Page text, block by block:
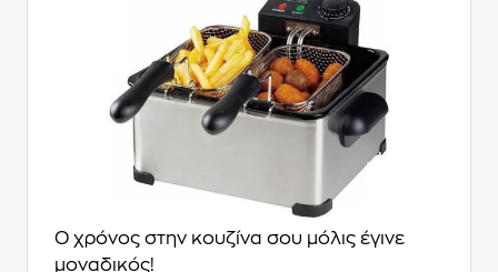
Ο χρόνος στην κουζίνα σου μόλις έγινε
μοναδικός!